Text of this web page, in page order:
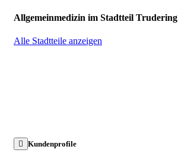
Allgemeinmedizin im Stadtteil Trudering
Alle Stadtteile anzeigen
Kundenprofile